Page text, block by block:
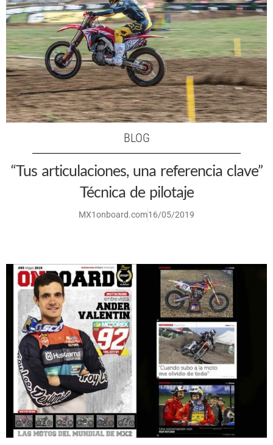
BLOG
“Tus articulaciones, una referencia clave”
Técnica de pilotaje
MX1onboard.com16/05/2019